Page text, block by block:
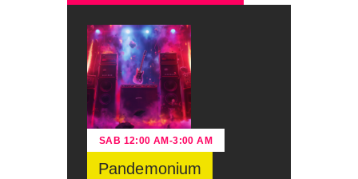
SAB 12:00 AM -3:00 AM
Pandemonium